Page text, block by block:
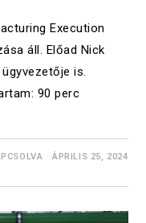
Execution
áll. Előad Nick
is.
90 perc
ÁPRILIS 25, 2024